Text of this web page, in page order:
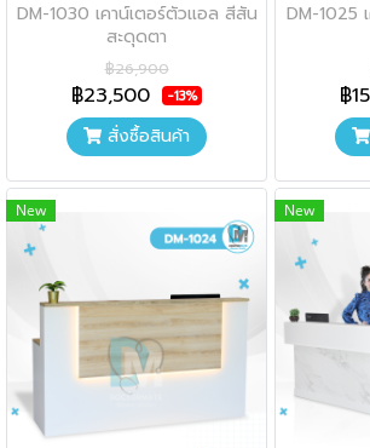
DM-1030 เคาน์เตอร์ตัวแอล สีสัน
สะดุดตา
฿26,900
฿23,500 -13%
สั่งซื้อสินค้า
DM-1025
฿
New New